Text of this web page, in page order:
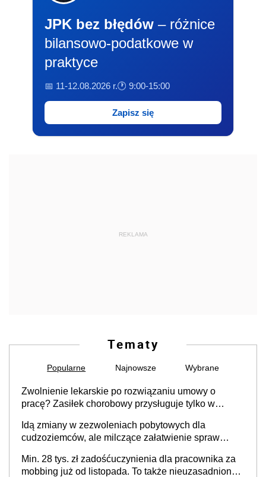
JPK bez błędów – różnice
bilansowo-podatkowe w
praktyce
📅 11-12.08.2026 r.🕐 9:00-15:00
Zapisz się
REKLAMA
Tematy
Popularne Najnowsze Wybrane
Zwolnienie lekarskie po rozwiązaniu umowy o
pracę? Zasiłek chorobowy przysługuje tylko w
stosunku pracy
Idą zmiany w zezwoleniach pobytowych dla
cudzoziemców, ale milczące załatwienie spraw
Min. 28 tys. zł zadośćuczynienia dla pracownika za
mobbing już od listopada. To także nieuzasadniona